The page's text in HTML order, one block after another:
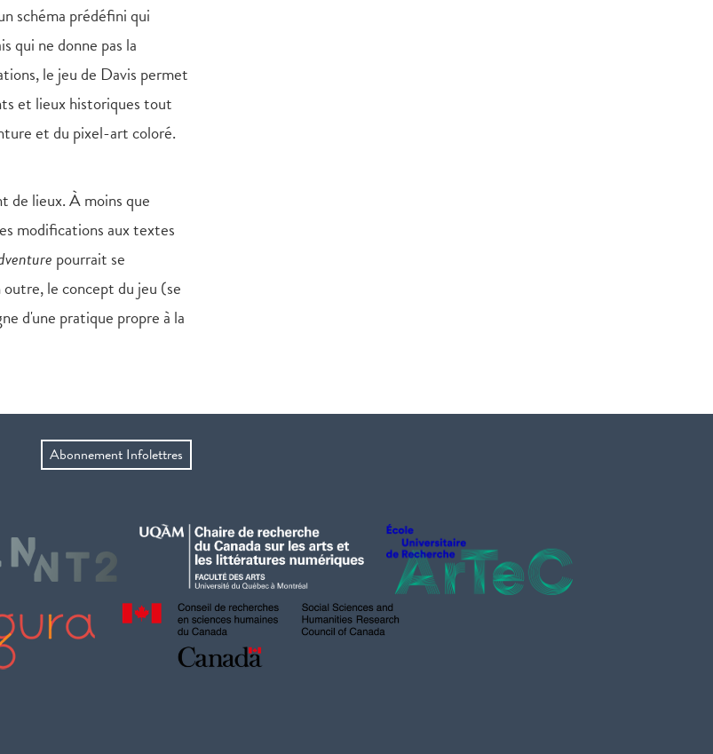
schéma prédéfini qui
qui ne donne pas la
le jeu de Davis permet
et lieux historiques tout
et du pixel-art coloré.
de lieux. À moins que
modifications aux textes
pourrait se
le concept du jeu (se
d'une pratique propre à la
Abonnement Infolettres